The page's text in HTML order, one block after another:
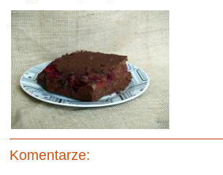
Komentarze: